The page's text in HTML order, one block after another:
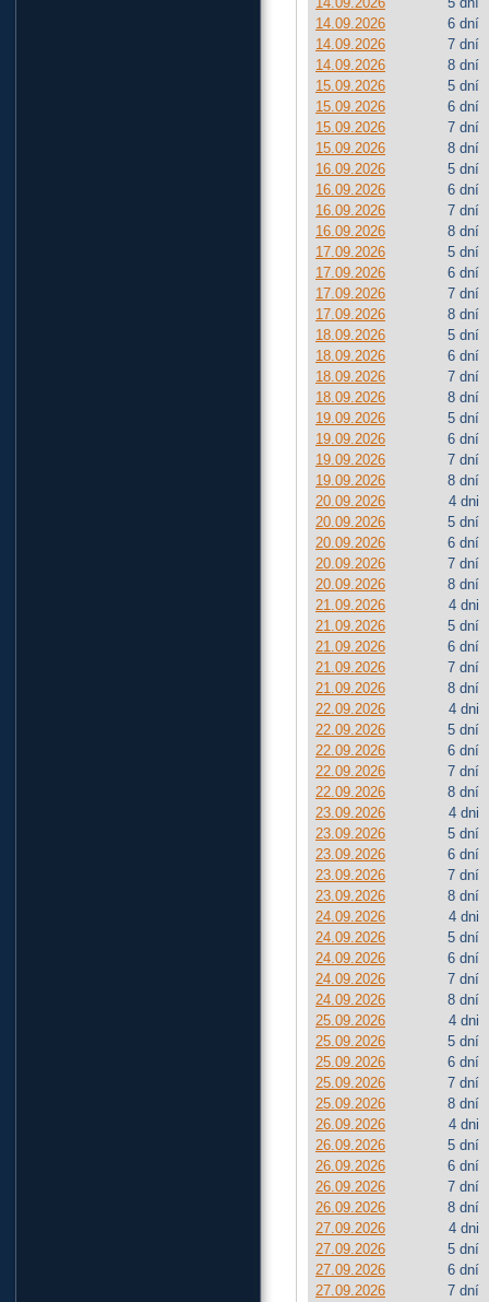
14.09.2026
6 dní
14.09.2026
7 dní
14.09.2026
8 dní
15.09.2026
5 dní
15.09.2026
6 dní
15.09.2026
7 dní
15.09.2026
8 dní
16.09.2026
5 dní
16.09.2026
6 dní
16.09.2026
7 dní
16.09.2026
8 dní
17.09.2026
5 dní
17.09.2026
6 dní
17.09.2026
7 dní
17.09.2026
8 dní
18.09.2026
5 dní
18.09.2026
6 dní
18.09.2026
7 dní
18.09.2026
8 dní
19.09.2026
5 dní
19.09.2026
6 dní
19.09.2026
7 dní
19.09.2026
8 dní
20.09.2026
4 dni
20.09.2026
5 dní
20.09.2026
6 dní
20.09.2026
7 dní
20.09.2026
8 dní
21.09.2026
4 dni
21.09.2026
5 dní
21.09.2026
6 dní
21.09.2026
7 dní
21.09.2026
8 dní
22.09.2026
4 dni
22.09.2026
5 dní
22.09.2026
6 dní
22.09.2026
7 dní
22.09.2026
8 dní
23.09.2026
4 dni
23.09.2026
5 dní
23.09.2026
6 dní
23.09.2026
7 dní
23.09.2026
8 dní
24.09.2026
4 dni
24.09.2026
5 dní
24.09.2026
6 dní
24.09.2026
7 dní
24.09.2026
8 dní
25.09.2026
4 dni
25.09.2026
5 dní
25.09.2026
6 dní
25.09.2026
7 dní
25.09.2026
8 dní
26.09.2026
4 dni
26.09.2026
5 dní
26.09.2026
6 dní
26.09.2026
7 dní
26.09.2026
8 dní
27.09.2026
4 dni
27.09.2026
5 dní
27.09.2026
6 dní
27.09.2026
7 dní